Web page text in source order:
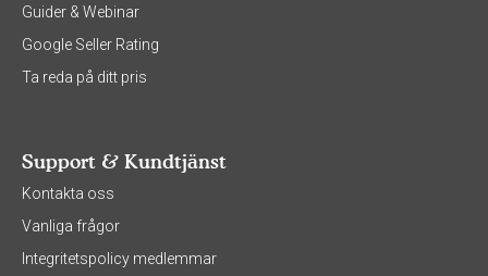
Guider & Webinar
Google Seller Rating
Ta reda på ditt pris
Support & Kundtjänst
Kontakta oss
Vanliga frågor
Integritetspolicy medlemmar